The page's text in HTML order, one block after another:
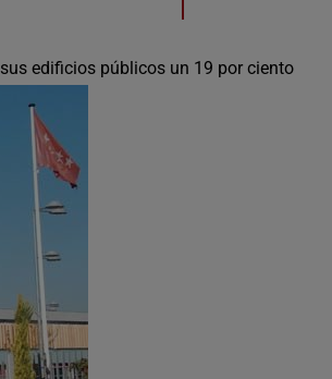
edificios públicos un 19 por ciento